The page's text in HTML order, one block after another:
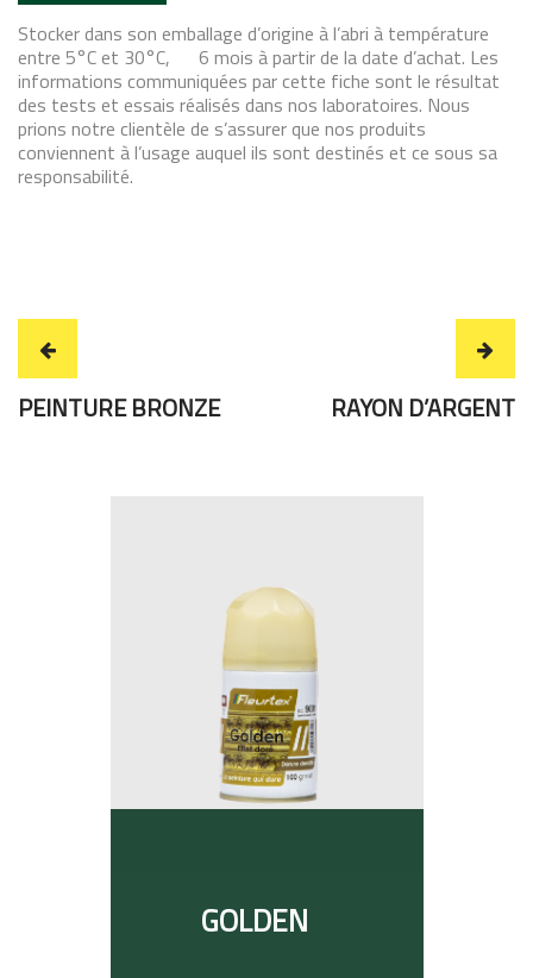
Stocker dans son emballage d’origine à l’abri à température
entre 5°C et 30°C, 6 mois à partir de la date d’achat. Les
informations communiquées par cette fiche sont le résultat
des tests et essais réalisés dans nos laboratoires. Nous
prions notre clientèle de s’assurer que nos produits
conviennent à l’usage auquel ils sont destinés et ce sous sa
responsabilité.
PEINTURE BRONZE RAYON D’ARGENT
GOLDEN